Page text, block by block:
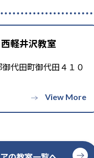
軽井沢教室
代田町御代田４１０